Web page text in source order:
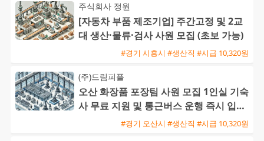
주식회사 정원
[자동차 부품 제조기업] 주간고정 및 2교
대 생산·물류·검사 사원 모집 (초보 가능)
#경기 시흥시 #생산직 #시급 10,320원
(주)드림피플
오산 화장품 포장팀 사원 모집 1인실 기숙
사 무료 지원 및 통근버스 운행 즉시 입사
#경기 오산시 #생산직 #시급 10,320원